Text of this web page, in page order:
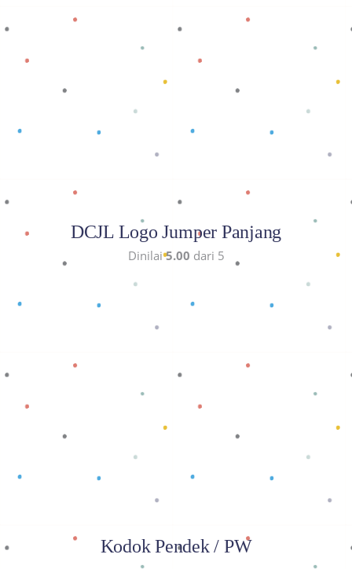
Baca selengkapnya
DCJL Logo Jumper Panjang
Dinilai5.00 dari 5
Baca selengkapnya
Kodok Pendek / PW